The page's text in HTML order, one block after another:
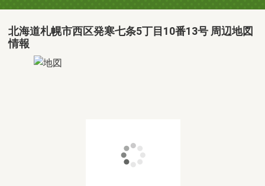
北海道札幌市西区発寒七条5丁目10番13号 周辺地図
情報